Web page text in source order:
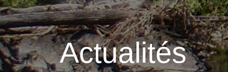
Actualités